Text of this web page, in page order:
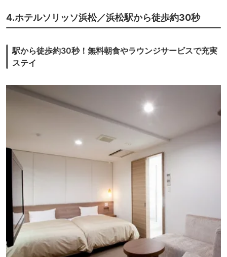
4.ホテルソリッソ浜松／浜松駅から徒歩約30秒
駅から徒歩約30秒！無料朝食やラウンジサービスで充実
ステイ